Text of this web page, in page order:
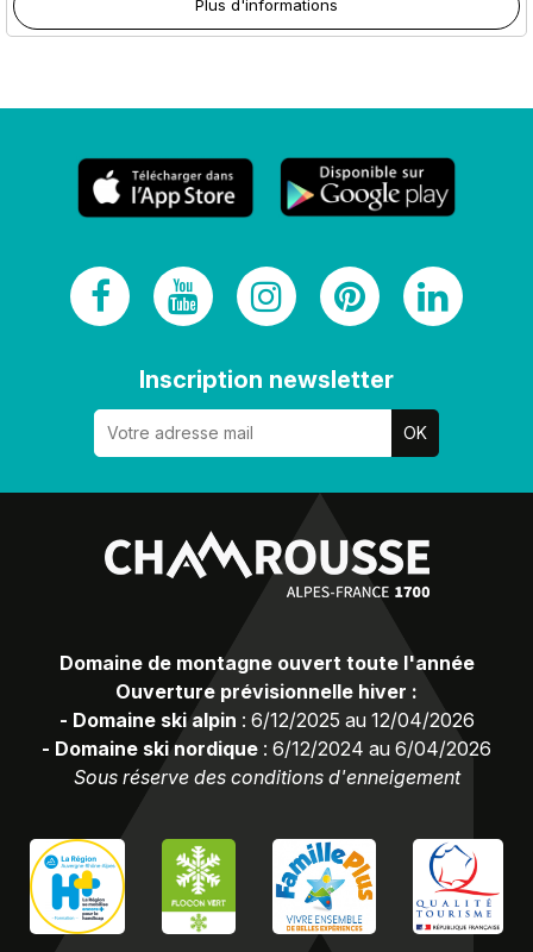
Plus d'informations
Inscription newsletter
Domaine de montagne ouvert toute l'année
Ouverture prévisionnelle hiver :
- Domaine ski alpin : 6/12/2025 au 12/04/2026
- Domaine ski nordique : 6/12/2024 au 6/04/2026
Sous réserve des conditions d'enneigement